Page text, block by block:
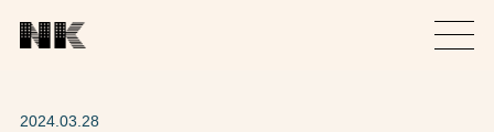
2024.03.28